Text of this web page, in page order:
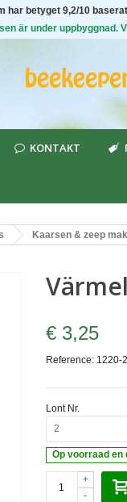
har betyget9,2/10
är under uppbyggnad.
KONTAKT
Kaarsen & zeep
€ 3,25
Reference: 1220-2
Lont Nr.
2
Op voorraad en
-
+